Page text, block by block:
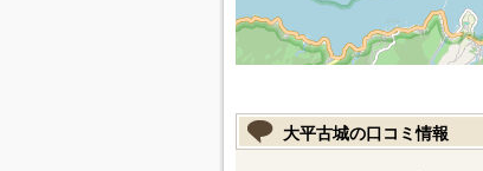
大平古城の口コミ情報